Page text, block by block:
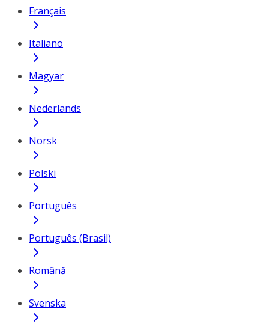
Français
Italiano
Magyar
Nederlands
Norsk
Polski
Português
Português (Brasil)
Română
Svenska